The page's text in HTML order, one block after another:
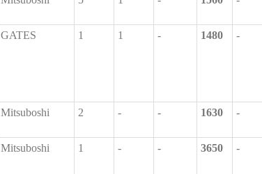
GATES 1 1 - 1480 -
Mitsuboshi 2 - - 1630 -
Mitsuboshi 1 - - 3650 -